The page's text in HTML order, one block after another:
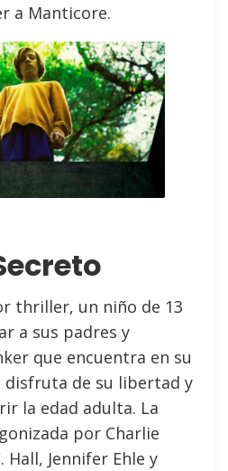
a Manticore.
thriller, un niño de 13
a sus padres y
que encuentra en su
disfruta de su libertad y
la edad adulta. La
por Charlie
Hall, Jennifer Ehle y